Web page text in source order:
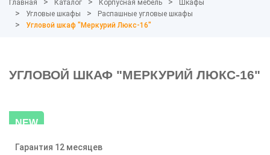
Главная Каталог Корпусная мебель
Шкафы
Угловые шкафы
Распашные угловые шкафы
Угловой шкаф "Меркурий Люкс-16"
УГЛОВОЙ ШКАФ "МЕРКУРИЙ ЛЮКС-16"
NEW
-20%
Гарантия 12 месяцев